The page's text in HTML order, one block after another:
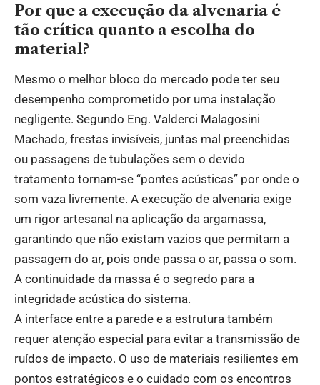
Por que a execução da alvenaria é
tão crítica quanto a escolha do
material?
Mesmo o melhor bloco do mercado pode ter seu
desempenho comprometido por uma instalação
negligente. Segundo Eng. Valderci Malagosini
Machado, frestas invisíveis, juntas mal preenchidas
ou passagens de tubulações sem o devido
tratamento tornam-se “pontes acústicas” por onde o
som vaza livremente. A execução de alvenaria exige
um rigor artesanal na aplicação da argamassa,
garantindo que não existam vazios que permitam a
passagem do ar, pois onde passa o ar, passa o som.
A continuidade da massa é o segredo para a
integridade acústica do sistema.
A interface entre a parede e a estrutura também
requer atenção especial para evitar a transmissão de
ruídos de impacto. O uso de materiais resilientes em
pontos estratégicos e o cuidado com os encontros